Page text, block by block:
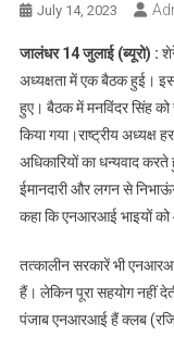
July 14, 2023
जालंधर 14 जुलाई (ब्यूरो) :
अध्यक्षता में एक बैठक हुई। इस
हुए। बैठक में मनविंदर सिंह
किया गया।राष्ट्रीय
अधिकारियों का धन्यवाद
ईमानदारी और लगन से
कहा कि एनआरआई भाइयों
तत्कालीन सरकारें भी
हैं। लेकिन पूरा सहयोग नहीं
पंजाब एनआरआई हैं क्लब